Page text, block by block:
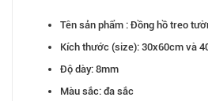
Tên sản phẩm : Đồng hồ treo
Kích thước (size): 30x60cm và
Độ dày: 8mm
Màu sắc: đa sắc